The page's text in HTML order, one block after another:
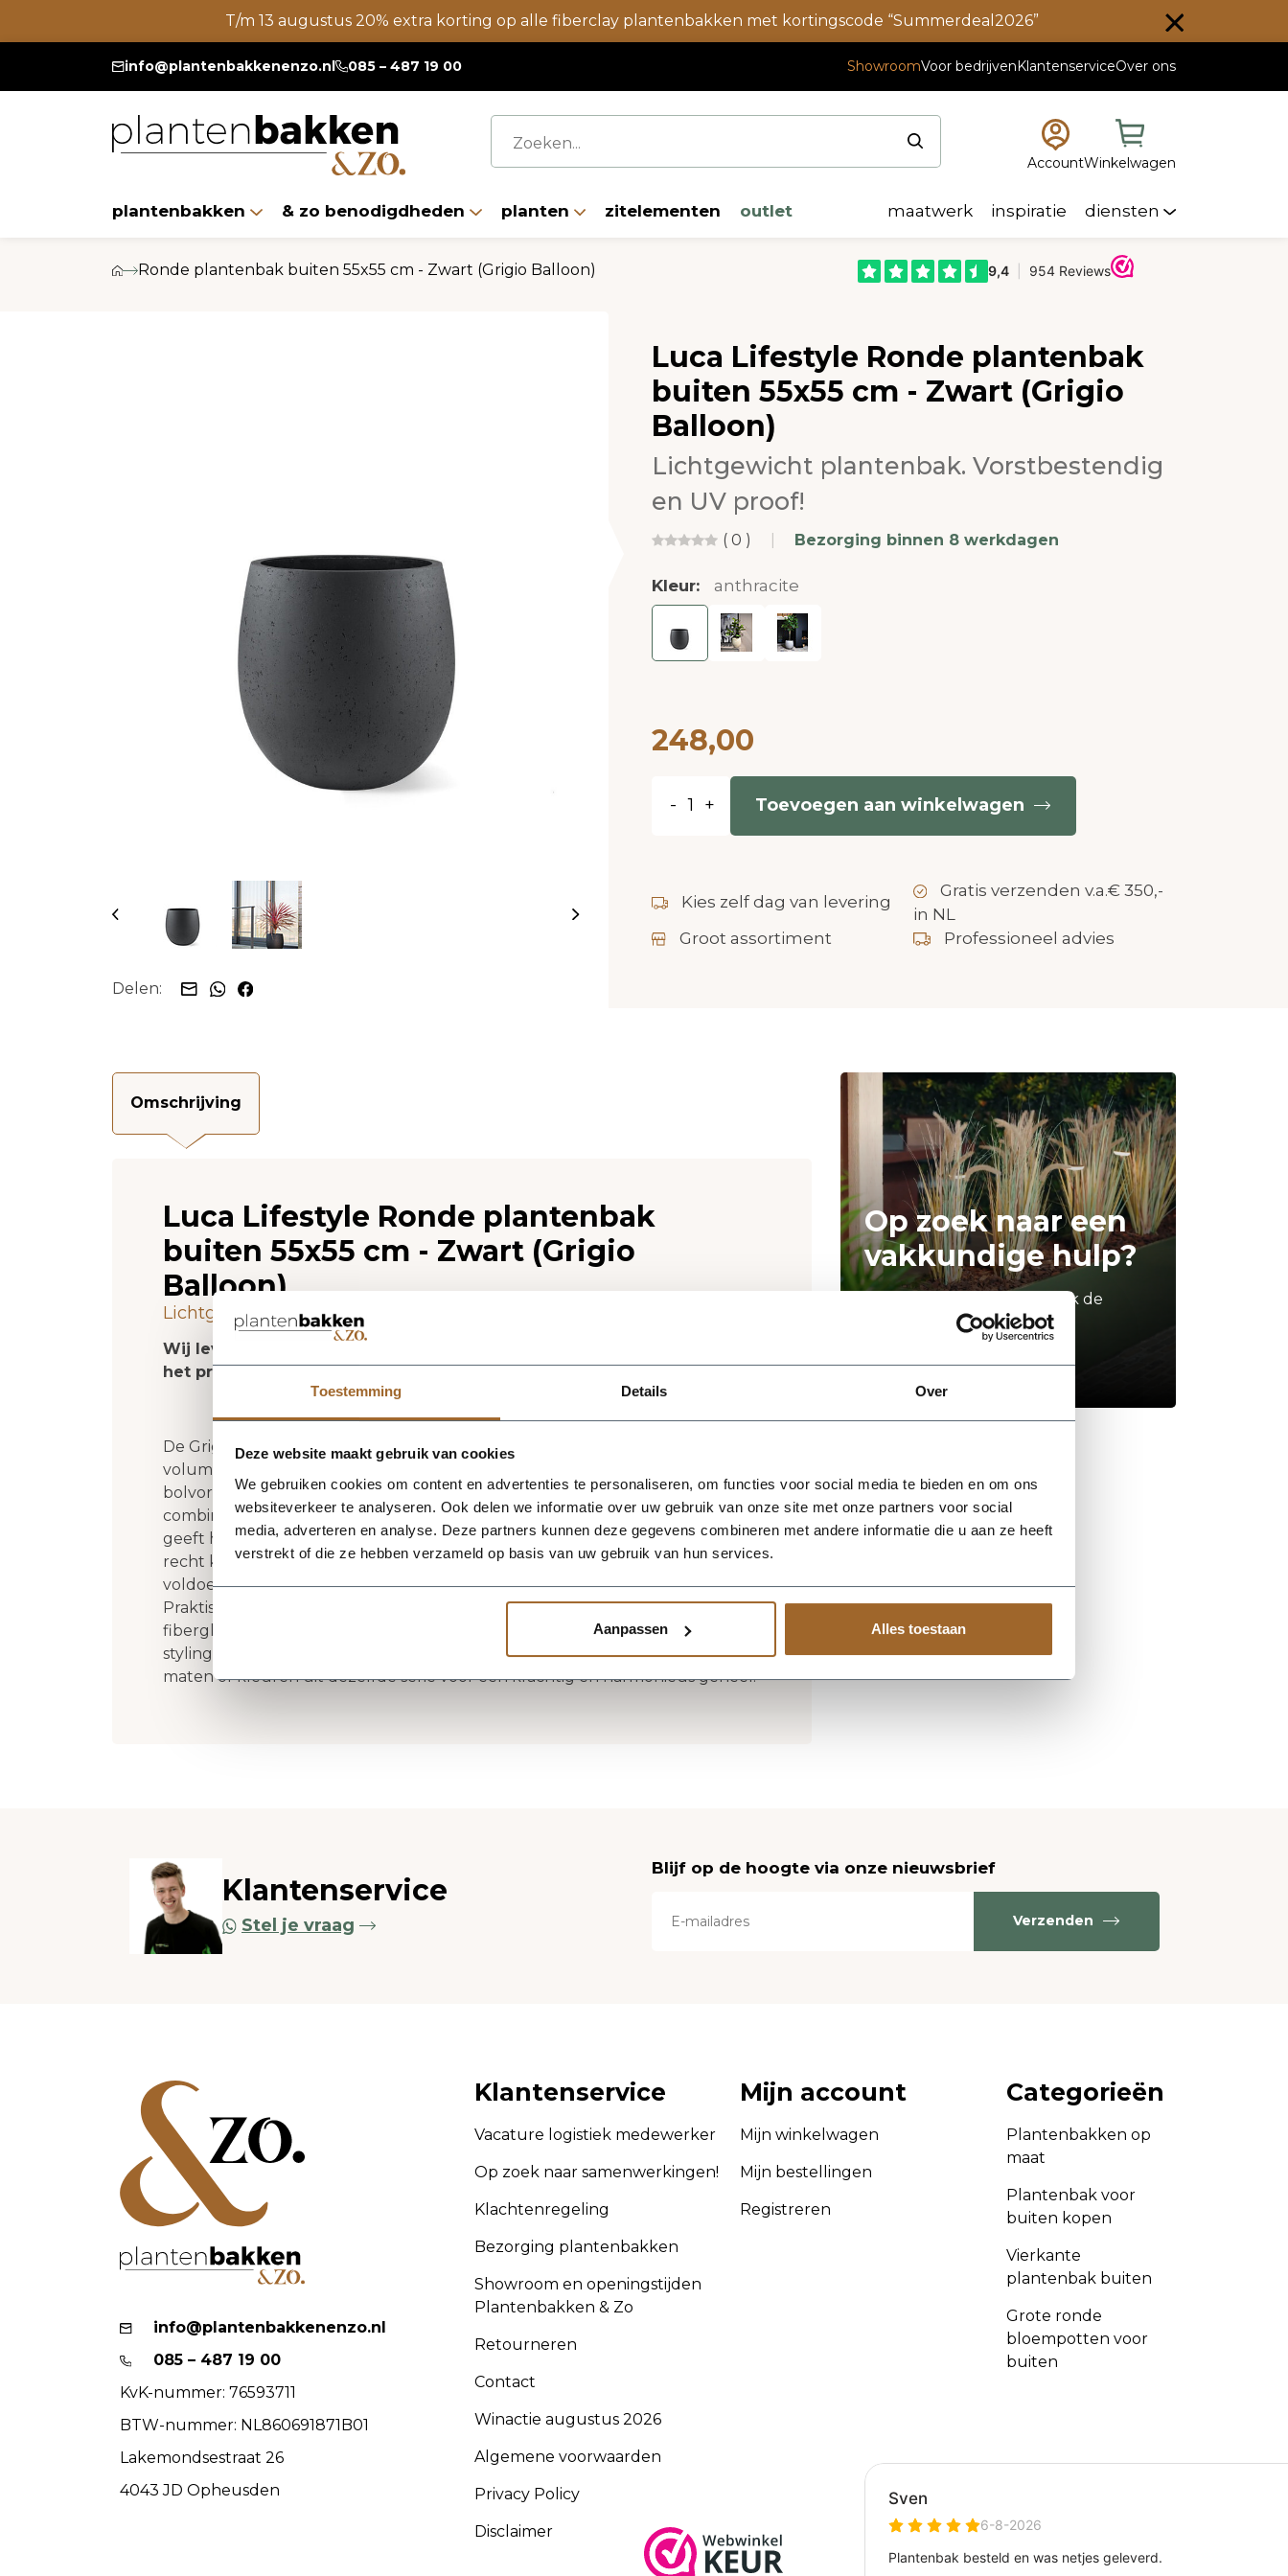
Toestemming Details Over
Deze website maakt gebruik van cookies
We gebruiken cookies om content en advertenties te personaliseren, om functies voor social media te bieden en om ons
websiteverkeer te analyseren. Ook delen we informatie over uw gebruik van onze site met onze partners voor social
media, adverteren en analyse. Deze partners kunnen deze gegevens combineren met andere informatie die u aan ze heeft
verstrekt of die ze hebben verzameld op basis van uw gebruik van hun services.
Aanpassen Alles toestaan
T/m 13 augustus 20% extra korting op alle fiberclay plantenbakken met kortingscode “Summerdeal2026”
info@plantenbakkenenzo.nl 085 – 487 19 00 ShowroomVoor bedrijvenKlantenserviceOver ons
AccountWinkelwagen
plantenbakken & zo benodigdheden planten zitelementen outlet maatwerk inspiratie diensten
Ronde plantenbak buiten 55x55 cm - Zwart (Grigio Balloon)
Delen:
Luca Lifestyle Ronde plantenbak
buiten 55x55 cm - Zwart (Grigio
Balloon)
Lichtgewicht plantenbak. Vorstbestendig
en UV proof!
( 0 ) Bezorging binnen 8 werkdagen
Kleur: anthracite
248,00
- + Toevoegen aan winkelwagen
Kies zelf dag van levering
Gratis verzenden v.a.€ 350,-
in NL
Groot assortiment
Professioneel advies
Omschrijving
Luca Lifestyle Ronde plantenbak
buiten 55x55 cm - Zwart (Grigio
Balloon)
Lichtgewicht plantenbak. Vorstbestendig en UV proof!
Wij leveren rechtstreeks vanuit het magazijn van Luca Lifestyle. Mocht
het product niet op voorraad zijn, nemen we contact met je op.
De Grigio Balloon 55 - Anthracite van Luca Lifestyle brengt direct sfeer,
volume en een verzorgde uitstraling in elke ruimte. Dankzij de ronde
bolvorm krijgt deze plantenbak een herkenbaar silhouet dat mooi
combineert met zowel moderne als natuurlijke interieurs. De kleur antraciet
geeft het ontwerp een rustige, stijlvolle basis en laat groen extra goed tot zijn
recht komen. Het buitenformaat is 55 x 55 x 55 cm, waardoor de bak
voldoende aanwezigheid heeft zonder zijn elegante vorm te verliezen.
Praktische kenmerken: plantgat Ø42 en inhoud 90 liter. De afwerking in
fiberglas zorgt voor een luxe look en maakt deze plantenbak geschikt voor
styling in huis, op kantoor, op het terras of in de tuin. Combineer meerdere
maten of kleuren uit dezelfde serie voor een krachtig en harmonieus geheel.
Op zoek naar een
vakkundige hulp?
Neem contact op of bezoek de
Stel je vraag
Klantenservice
Stel je vraag
Blijf op de hoogte via onze nieuwsbrief
Verzenden
info@plantenbakkenenzo.nl
085 – 487 19 00
KvK-nummer: 76593711
BTW-nummer: NL860691871B01
Lakemondsestraat 26
4043 JD Opheusden
Klantenservice
Vacature logistiek medewerker
Op zoek naar samenwerkingen!
Klachtenregeling
Bezorging plantenbakken
Showroom en openingstijden
Plantenbakken & Zo
Retourneren
Contact
Winactie augustus 2026
Algemene voorwaarden
Privacy Policy
Disclaimer
Mijn account
Mijn winkelwagen
Mijn bestellingen
Registreren
Categorieën
Plantenbakken op
maat
Plantenbak voor
buiten kopen
Vierkante
plantenbak buiten
Grote ronde
bloempotten voor
buiten